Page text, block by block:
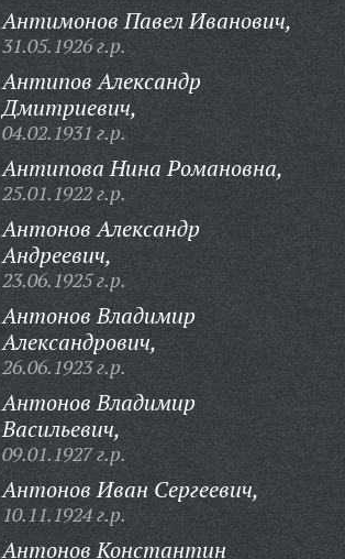
Антимонов Павел Иванович,
31.05.1926 г.р.
Антипов Александр
Дмитриевич,
04.02.1931 г.р.
Антипова Нина Романовна,
25.01.1922 г.р.
Антонов Александр
Андреевич,
23.06.1925 г.р.
Антонов Владимир
Александрович,
26.06.1923 г.р.
Антонов Владимир
Васильевич,
09.01.1927 г.р.
Антонов Иван Сергеевич,
10.11.1924 г.р.
Антонов Константин